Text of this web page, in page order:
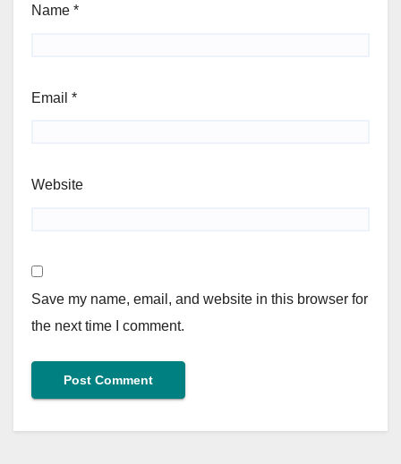
Name *
Email *
Website
Save my name, email, and website in this browser for
the next time I comment.